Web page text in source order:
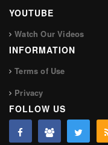
YOUTUBE
Watch Our Videos
INFORMATION
Terms of Use
Privacy
FOLLOW US